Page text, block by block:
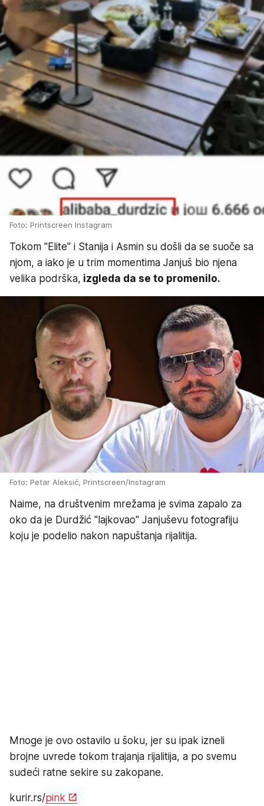
Foto: Printscreen Instagram
Tokom "Elite" i Stanija i Asmin su došli da se suoče sa
njom, a iako je u trim momentima Janjuš bio njena
velika podrška, izgleda da se to promenilo.
Foto: Petar Aleksić, Printscreen/Instagram
Naime, na društvenim mrežama je svima zapalo za
oko da je Durdžić "lajkovao" Janjuševu fotografiju
koju je podelio nakon napuštanja rijalitija.
Mnoge je ovo ostavilo u šoku, jer su ipak izneli
brojne uvrede tokom trajanja rijalitija, a po svemu
sudeći ratne sekire su zakopane.
kurir.rs/pink